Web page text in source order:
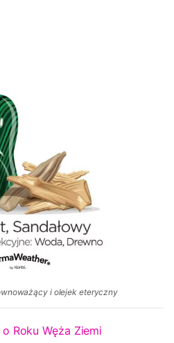
i olejek eteryczny
Roku Węża Ziemi